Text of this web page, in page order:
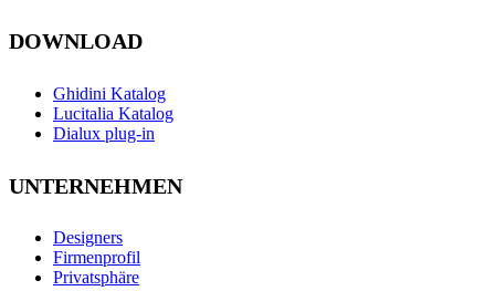
DOWNLOAD
Ghidini Katalog
Lucitalia Katalog
Dialux plug-in
UNTERNEHMEN
Designers
Firmenprofil
Privatsphäre